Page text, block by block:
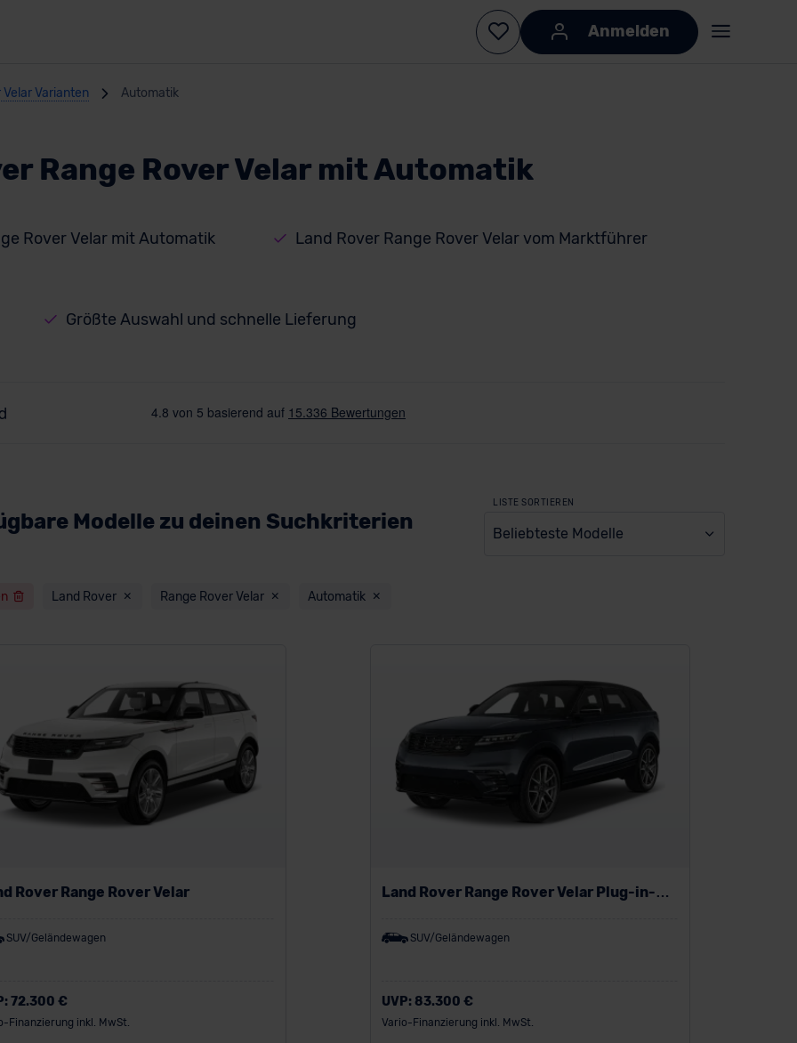
Anmelden
Velar Varianten Automatik
Range Rover Velar mit Automatik
Rover Velar mit Automatik Land Rover Range Rover Velar vom Marktführer
Größte Auswahl und schnelle Lieferung
Modelle zu deinen Suchkriterien
LISTE SORTIEREN
Beliebteste Modelle
Land Rover Range Rover Velar Automatik
Rover Range Rover Velar
SUV/Geländewagen
72.300 €
Finanzierung inkl. MwSt.
Land Rover Range Rover Velar Plug-in-
SUV/Geländewagen
UVP: 83.300 €
Vario-Finanzierung inkl. MwSt.